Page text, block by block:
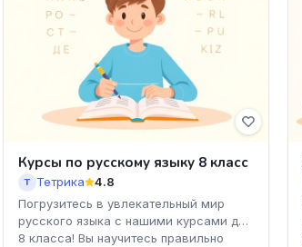
Курсы по русскому языку 8 класс
Т Тетрика
4.8
Погрузитесь в увлекательный мир
русского языка с нашими курсами для
8 класса! Вы научитесь правильно